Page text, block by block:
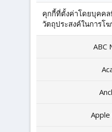
คุกกี้ที่ตั้งค่าโดยบุคคล
วัตถุประสงค์ในการโ
ABC
Apple